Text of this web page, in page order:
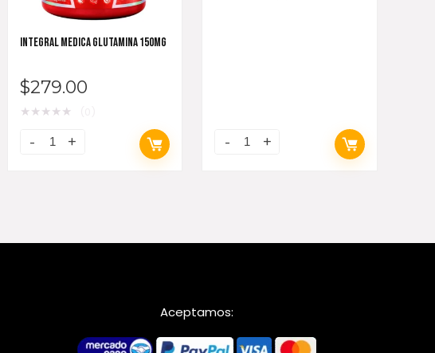
INTEGRAL MEDICA GLUTAMINA 150MG
$279.00
★★★★★
Aceptamos: